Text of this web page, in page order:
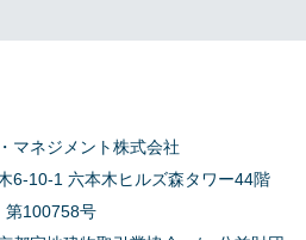
マネジメント株式会社
6-10-1 六本木ヒルズ森タワー44階
第100758号